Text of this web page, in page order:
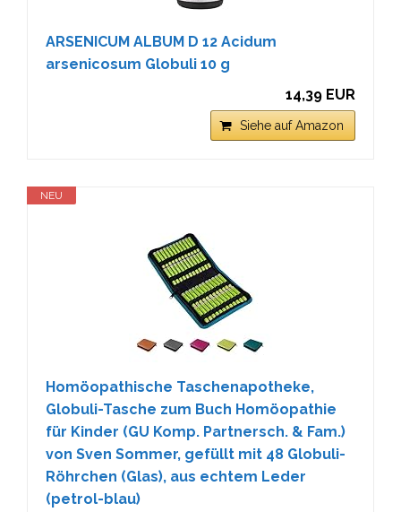
ARSENICUM ALBUM D 12 Acidum
arsenicosum Globuli 10 g
14,39 EUR
Siehe auf Amazon
NEU
Homöopathische Taschenapotheke,
Globuli-Tasche zum Buch Homöopathie
für Kinder (GU Komp. Partnersch. & Fam.)
von Sven Sommer, gefüllt mit 48 Globuli-
Röhrchen (Glas), aus echtem Leder
(petrol-blau)